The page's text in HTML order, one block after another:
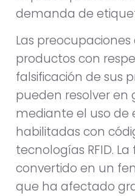
demanda de
Las
productos con
falsificación de sus
pueden resolver en
mediante el uso de
habilitadas con
tecnologías RFID.
convertido en un
que ha afectado